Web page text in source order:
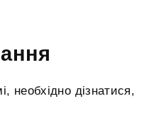
необхідно дізнатися,